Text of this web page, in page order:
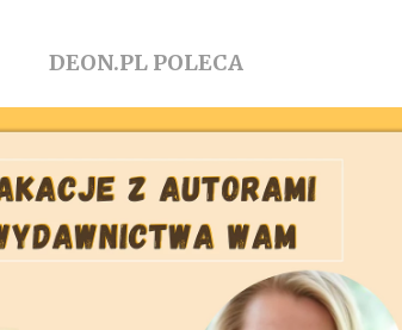
DEON.PL POLECA